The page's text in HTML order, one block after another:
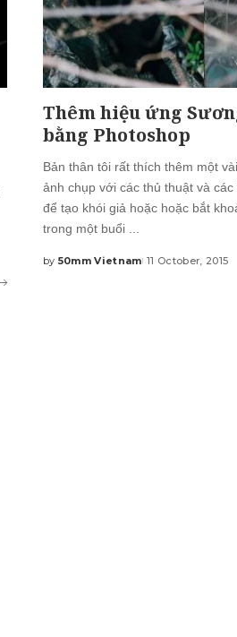
Thêm hiệu ứng
bằng Photoshop
Bản thân tôi rất thích thêm một
ảnh chụp với các thủ thuật và
để tạo khói giả hoặc hoặc bắt
trong một buổi
Posted
by 50mm Vietnam 11 October, 2015